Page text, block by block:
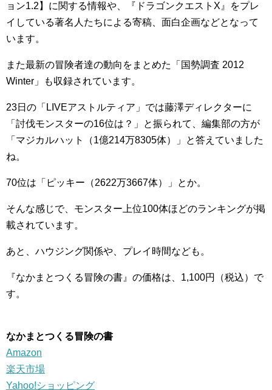
ョン1.2】に関する情報や、『ドラゴンクエストX』をプレ
イしている著名人たちによる寄稿、面白企画などとなって
います。
また最新の冒険者達の動向をまとめた「国勢調査 2012
Winter」も収録されています。
23日の「LIVEアストルティア」では藤澤ディレクターに
「討伐モンスターの16位は？」と振られて、編集部の方が
「マジカルハット（1億214万8305体）」と答えていました
ね。
70位は「ピッキー（2622万3667体）」とか。
そんな感じで、モンスター上位100体ほどのランキングが掲
載されています。
あと、ハウジング関係や、プレイ時間なども。
『なかまとつくる冒険の書』の価格は、1,100円（税込）で
す。
なかまとつくる冒険の書
Amazon
楽天市場
Yahoo!ショッピング